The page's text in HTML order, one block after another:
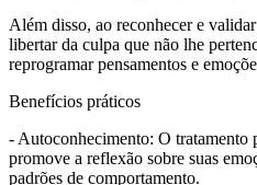
Além disso, ao reconhecer e
libertar da culpa que não lhe
reprogramar pensamentos e
Benefícios práticos
- Autoconhecimento: O tratamento
promove a reflexão sobre suas
padrões de comportamento.